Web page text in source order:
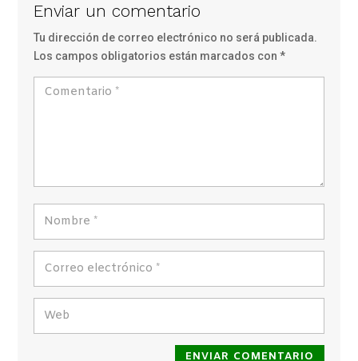
Enviar un comentario
Tu dirección de correo electrónico no será publicada.
Los campos obligatorios están marcados con*
ENVIAR COMENTARIO